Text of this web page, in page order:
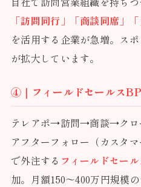
「訪問同行」「商談同席」
を活用する企業が急増。ス
が拡大しています。
④｜フィールドセールス
テレアポ→訪問→商談→ク
アフターフォロー（カスタ
で外注する フィールドセー
加。月額150〜400万円規模